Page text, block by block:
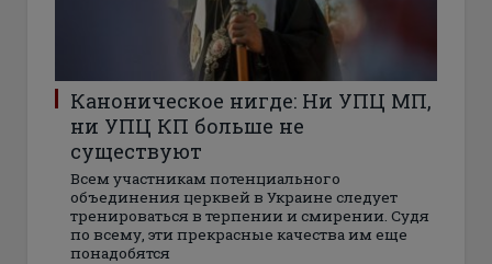
Каноническое нигде: Ни УПЦ МП,
ни УПЦ КП больше не
существуют
Всем участникам потенциального
объединения церквей в Украине следует
тренироваться в терпении и смирении. Судя
по всему, эти прекрасные качества им еще
понадобятся